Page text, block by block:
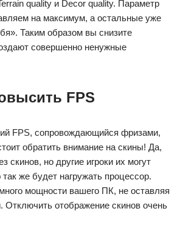
quality и Decor quality. Параметр
на максимум, а остальные уже
Таким образом вы снизите
совершенно ненужные
FPS
FPS, сопровождающийся фризами,
обратить внимание на скины! Да,
скинов, но другие игроки их могут
так же будет нагружать процессор.
мощности вашего ПК, не оставляя
Отключить отображение скинов очень